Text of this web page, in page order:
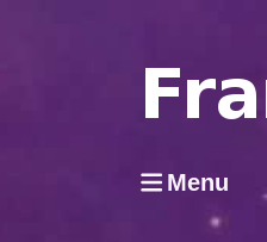
Menu